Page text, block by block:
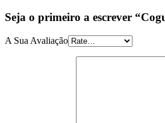
Seja o primeiro a escrever
A Sua Avaliação